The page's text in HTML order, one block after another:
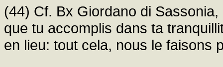
(44) Cf. Bx Giordano di
que tu accomplis dans ta
en lieu: tout cela, nous le faisons